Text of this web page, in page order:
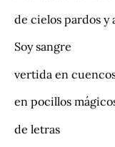
de cielos pardos y
Soy sangre
vertida en
en pocillos
de letras